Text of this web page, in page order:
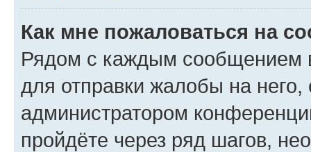
Как мне пожаловаться на
Рядом с каждым сообщением
для отправки жалобы на
администратором
пройдёте через ряд шагов,